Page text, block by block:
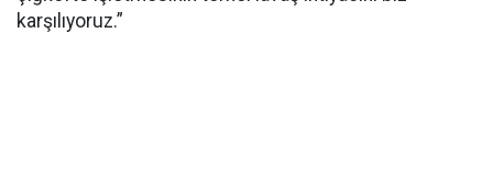
karşılıyoruz.”